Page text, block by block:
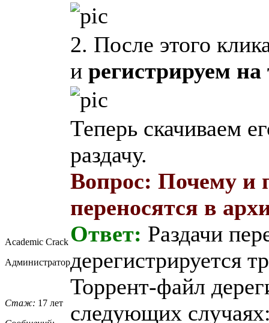
Academic Crack
Администратор
Стаж: 17 лет
2. После этого
и регистрируем
Теперь скачиваем
раздачу.
Вопрос: Почему и
переносятся в
Ответ: Раздачи
дерегистрируется
Торрент-файл
следующих